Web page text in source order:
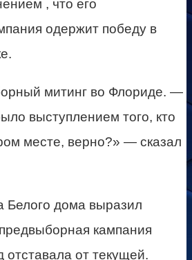
, что его
одержит победу в
митинг во Флориде. —
выступлением того, кто
месте, верно?» — сказал
Белого дома выразил
кампания
отставала от текущей.